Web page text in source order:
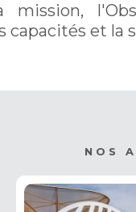
mission,
capacités et la
NOS